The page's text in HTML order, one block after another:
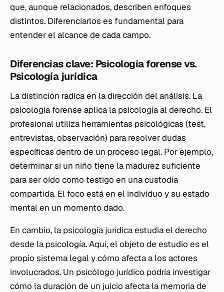
que, aunque relacionados, describen enfoques
distintos. Diferenciarlos es fundamental para
entender el alcance de cada campo.
Diferencias clave: Psicología forense vs.
Psicología jurídica
La distinción radica en la dirección del análisis. La
psicología forense aplica la psicologíaalderecho. El
profesional utiliza herramientas psicológicas (test,
entrevistas, observación) para resolver dudas
específicas dentro de un proceso legal. Por ejemplo,
determinar si un niño tiene la madurez suficiente
para ser oído como testigo en una custodia
compartida. El foco está en el individuo y su estado
mental en un momento dado.
En cambio, la psicología jurídica estudia el derecho
desde la psicología. Aquí, el objeto de estudio es el
propio sistema legal y cómo afecta a los actores
involucrados. Un psicólogo jurídico podría investigar
cómo la duración de un juicio afecta la memoriade